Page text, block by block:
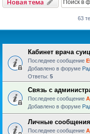
Новая тема
63
Кабинет врача
Последнее сообщение
Добавлено в форуме
Ответы: 5
Связь с
Последнее сообщение
Добавлено в форуме
Личные
Последнее сообщение